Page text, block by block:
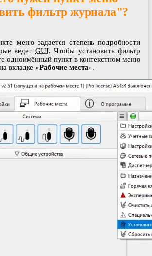
фильтр журнала"?
меню задается степень подробности
ведет GUI. Чтобы установить фильтр
одноимённый пункт в контекстном меню
вкладке «Рабочие места».